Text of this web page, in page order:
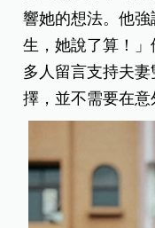
響她的想法。他
生，她說了算！
多人留言支持夫
擇，並不需要在意